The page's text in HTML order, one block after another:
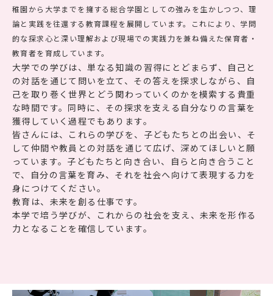
稚園から大学までを擁する総合学園としての強みを生かしつつ、理
論と実践を往還する教育課程を展開しています。これにより、学問
的な探求心と深い理解および現場での実践力を兼ね備えた保育者・
教育者を育成しています。
大学での学びは、単なる知識の習得にとどまらず、自己と
の対話を通じて問いを立て、その答えを探求しながら、自
己を取り巻く世界とどう関わっていくのかを模索する貴重
な時間です。同時に、その探求を支える自分なりの言葉を
獲得していく過程でもあります。
皆さんには、これらの学びを、子どもたちとの出会い、そ
して仲間や教員との対話を通じて広げ、深めてほしいと願
っています。子どもたちと向き合い、自らと向き合うこと
で、自分の言葉を育み、それを社会へ向けて表現する力を
身につけてください。
教育は、未来を創る仕事です。
本学で培う学びが、これからの社会を支え、未来を形作る
力となることを確信しています。